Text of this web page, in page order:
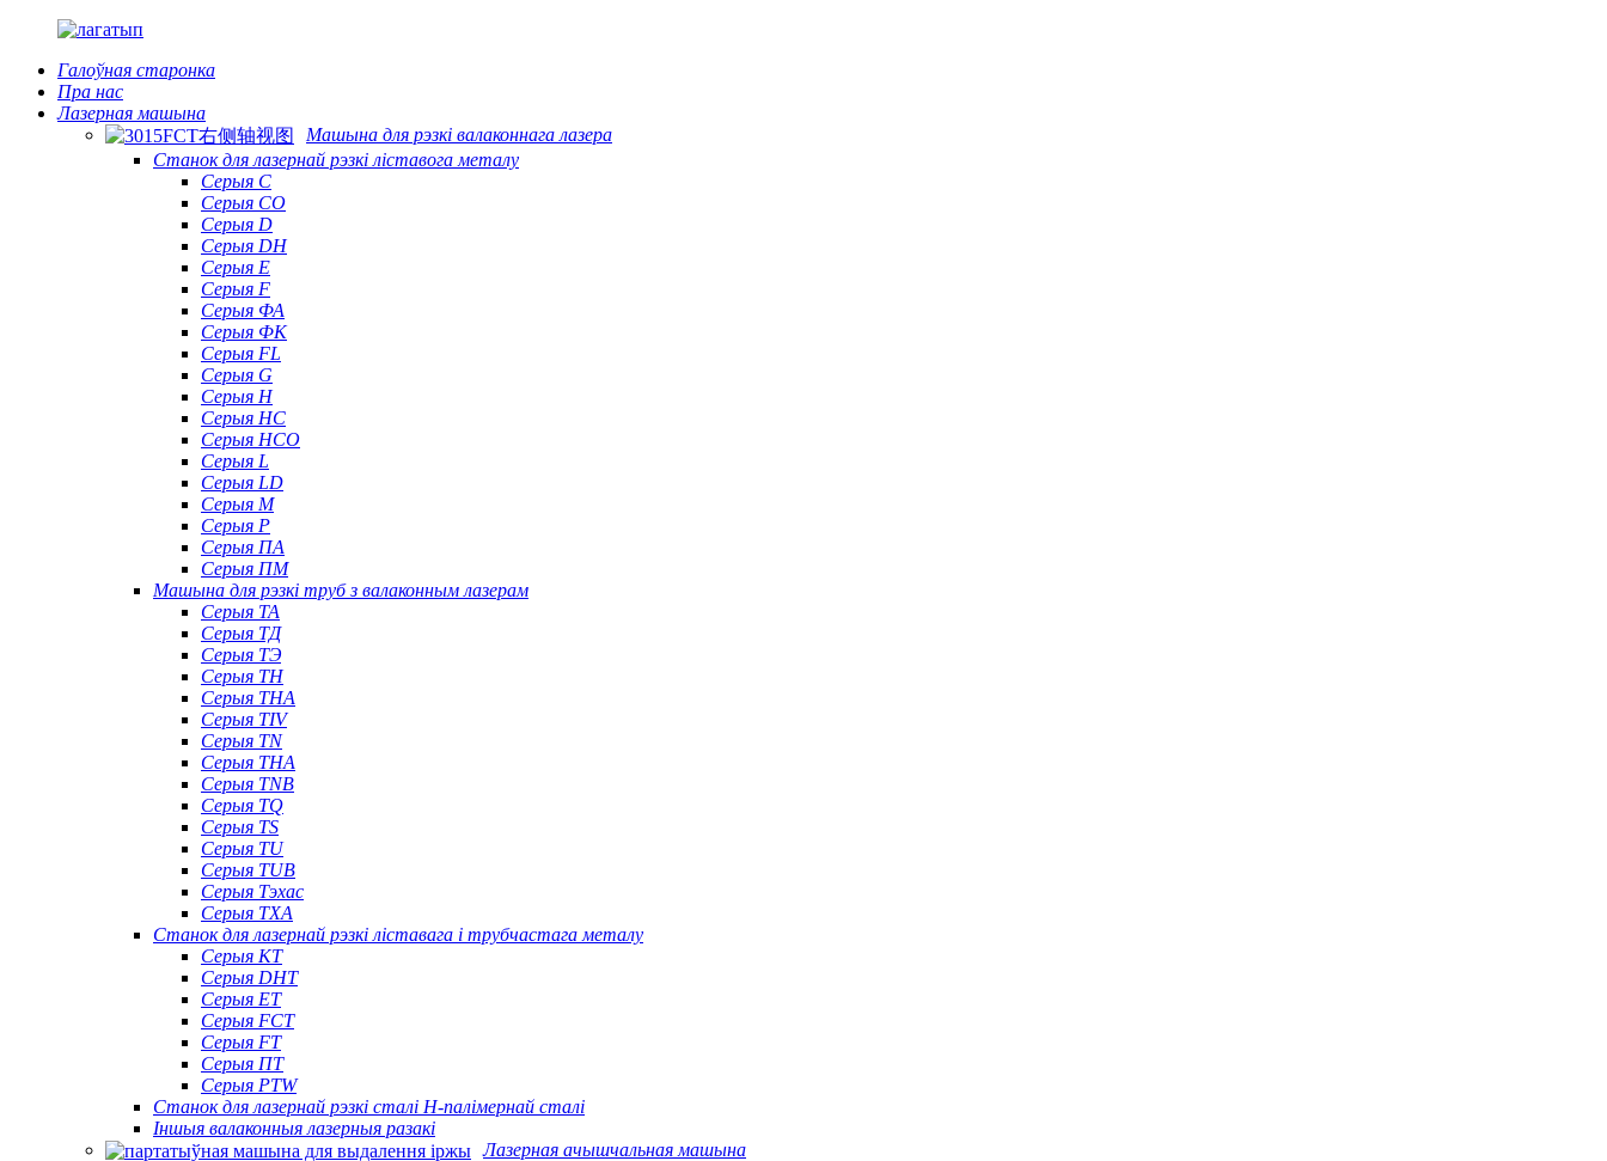
Галоўная старонка
Пра нас
Лазерная машына
Машына для рэзкі валаконнага лазера
Станок для лазернай рэзкі ліставога металу
Серыя С
Серыя CO
Серыя D
Серыя DH
Серыя Е
Серыя F
Серыя ФА
Серыя ФК
Серыя FL
Серыя G
Серыя H
Серыя HC
Серыя HCO
Серыя L
Серыя LD
Серыя М
Серыя P
Серыя ПА
Серыя ПМ
Машына для рэзкі труб з валаконным лазерам
Серыя ТА
Серыя ТД
Серыя ТЭ
Серыя TH
Серыя THA
Серыя TIV
Серыя TN
Серыя ТНА
Серыя TNB
Серыя TQ
Серыя TS
Серыя TU
Серыя TUB
Серыя Тэхас
Серыя TXA
Станок для лазернай рэзкі ліставага і трубчастага металу
Серыя КТ
Серыя DHT
Серыя ET
Серыя FCT
Серыя FT
Серыя ПТ
Серыя PTW
Станок для лазернай рэзкі сталі H-палімернай сталі
Іншыя валаконныя лазерныя разакі
Лазерная ачышчальная машына